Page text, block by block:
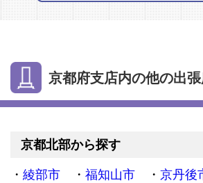
京都府支店内の他の出
京都北部から探す
綾部市 福知山市 京丹後